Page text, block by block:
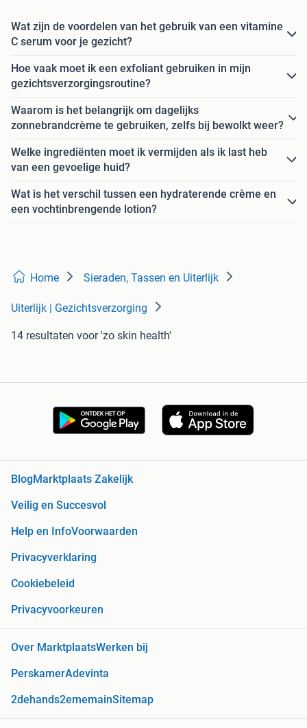
Wat zijn de voordelen van het gebruik van een vitamine
C serum voor je gezicht?
Hoe vaak moet ik een exfoliant gebruiken in mijn
gezichtsverzorgingsroutine?
Waarom is het belangrijk om dagelijks
zonnebrandcrème te gebruiken, zelfs bij bewolkt weer?
Welke ingrediënten moet ik vermijden als ik last heb
van een gevoelige huid?
Wat is het verschil tussen een hydraterende crème en
een vochtinbrengende lotion?
Home Sieraden, Tassen en Uiterlijk
Uiterlijk | Gezichtsverzorging
14 resultaten voor 'zo skin health'
BlogMarktplaats Zakelijk
Veilig en Succesvol
Help en InfoVoorwaarden
Privacyverklaring
Cookiebeleid
Privacyvoorkeuren
Over MarktplaatsWerken bij
PerskamerAdevinta
2dehands2ememainSitemap